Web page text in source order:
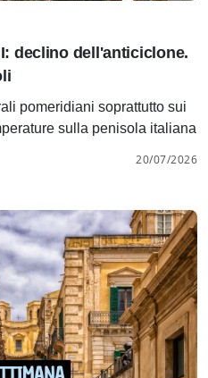
declino dell'anticiclone.
pomeridiani soprattutto sui
sulla penisola italiana
20/07/2026